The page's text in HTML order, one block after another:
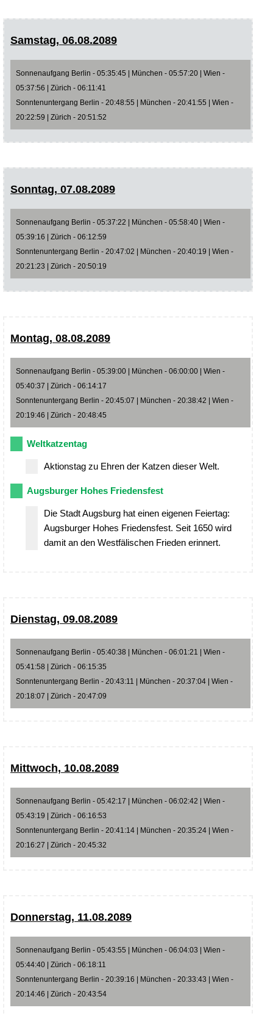
Samstag, 06.08.2089
Sonnenaufgang Berlin - 05:35:45 | München - 05:57:20 | Wien -
05:37:56 | Zürich - 06:11:41
Sonntenuntergang Berlin - 20:48:55 | München - 20:41:55 | Wien -
20:22:59 | Zürich - 20:51:52
Sonntag, 07.08.2089
Sonnenaufgang Berlin - 05:37:22 | München - 05:58:40 | Wien -
05:39:16 | Zürich - 06:12:59
Sonntenuntergang Berlin - 20:47:02 | München - 20:40:19 | Wien -
20:21:23 | Zürich - 20:50:19
Montag, 08.08.2089
Sonnenaufgang Berlin - 05:39:00 | München - 06:00:00 | Wien -
05:40:37 | Zürich - 06:14:17
Sonntenuntergang Berlin - 20:45:07 | München - 20:38:42 | Wien -
20:19:46 | Zürich - 20:48:45
Weltkatzentag
Aktionstag zu Ehren der Katzen dieser Welt.
Augsburger Hohes Friedensfest
Die Stadt Augsburg hat einen eigenen Feiertag:
Augsburger Hohes Friedensfest. Seit 1650 wird
damit an den Westfälischen Frieden erinnert.
Dienstag, 09.08.2089
Sonnenaufgang Berlin - 05:40:38 | München - 06:01:21 | Wien -
05:41:58 | Zürich - 06:15:35
Sonntenuntergang Berlin - 20:43:11 | München - 20:37:04 | Wien -
20:18:07 | Zürich - 20:47:09
Mittwoch, 10.08.2089
Sonnenaufgang Berlin - 05:42:17 | München - 06:02:42 | Wien -
05:43:19 | Zürich - 06:16:53
Sonntenuntergang Berlin - 20:41:14 | München - 20:35:24 | Wien -
20:16:27 | Zürich - 20:45:32
Donnerstag, 11.08.2089
Sonnenaufgang Berlin - 05:43:55 | München - 06:04:03 | Wien -
05:44:40 | Zürich - 06:18:11
Sonntenuntergang Berlin - 20:39:16 | München - 20:33:43 | Wien -
20:14:46 | Zürich - 20:43:54